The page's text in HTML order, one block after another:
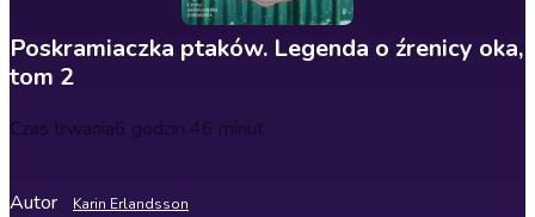
Poskramiaczka ptaków. Legenda o źrenicy oka,
tom 2
Czas trwania6 godzin 46 minut
Autor Karin Erlandsson